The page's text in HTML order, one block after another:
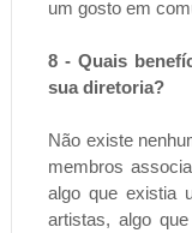
um gosto em
8 - Quais
sua diretoria?
Não existe
membros
algo que existia
artistas, algo